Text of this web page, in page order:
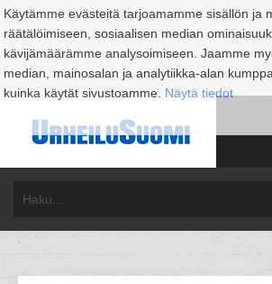
Käytämme evästeitä tarjoamamme sisällön ja
räätälöimiseen, sosiaalisen median
kävijämäärämme analysoimiseen. Jaamme
median, mainosalan ja analytiikka-alan
kuinka käytät sivustoamme. Näytä tiedot